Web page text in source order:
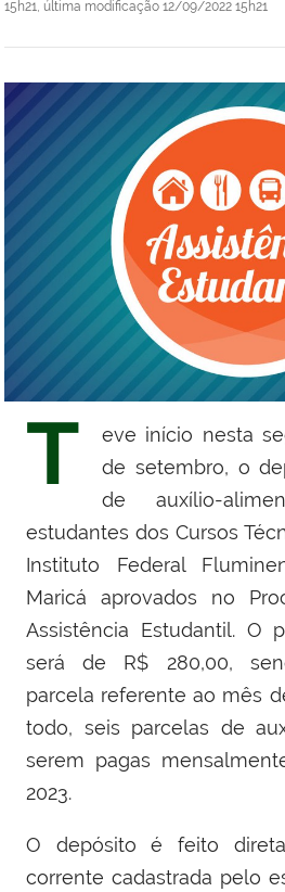
15h21, última modificação 12/09/2022 15h21
T
eve início nesta
de setembro, o
de auxílio-
estudantes dos Cursos
Instituto Federal
Maricá aprovados no
Assistência Estudantil. O
será de R$ 280,00,
parcela referente ao mês
todo, seis parcelas de
serem pagas
2023.
O depósito é feito
corrente cadastrada pelo